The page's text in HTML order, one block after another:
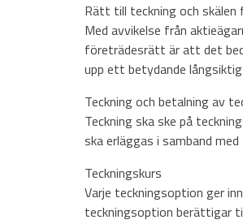
Rätt till teckning och
Med avvikelse från
företrädesrätt är att det
upp ett betydande
Teckning och betalning av
Teckning ska ske på
ska erläggas i samband
Teckningskurs
Varje teckningsoption ger
teckningsoption berättigar